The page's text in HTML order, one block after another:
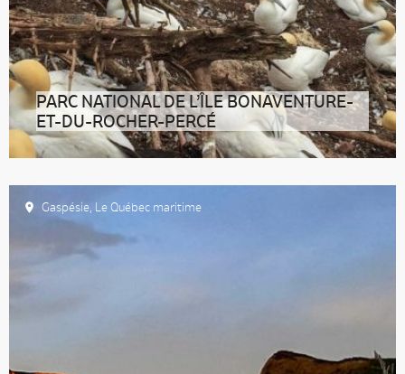
PARC NATIONAL DE L’ÎLE BONAVENTURE-
ET-DU-ROCHER-PERCÉ
À Percé, autour du célèbre rocher calcaire de 5
millions de tonnes, ce parc national
Gaspésie, Le Québec maritime